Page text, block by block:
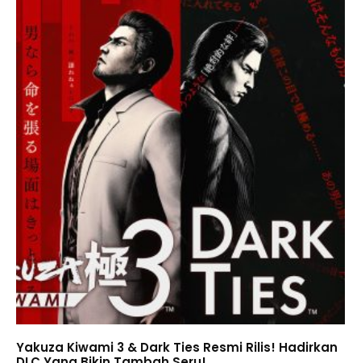
Yakuza Kiwami 3 & Dark Ties Resmi Rilis! Hadirkan